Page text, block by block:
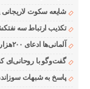
شایعه سکوت
تکذیب ارتباط سه
آلمانی‌ها ادعای ۲۰۰هزار نفری مونیخ را زیر سوال بردند
گفت‌وگو با روحانی‌ای
پاسخ به شبهات